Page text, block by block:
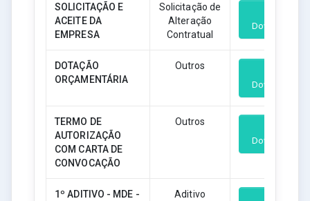
SOLICITAÇÃO E
ACEITE DA
EMPRESA
Solicitação de
Alteração
Contratual
Download
DOTAÇÃO
ORÇAMENTÁRIA
Outros
Download
TERMO DE
AUTORIZAÇÃO
COM CARTA DE
CONVOCAÇÃO
Outros
Download
1º ADITIVO - MDE -
Aditivo